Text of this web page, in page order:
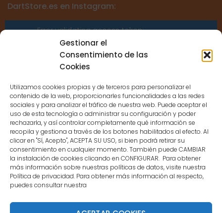
Gestionar el
Consentimiento de las
Cookies
Utilizamos cookies propias y de terceros para personalizar el
contenido de la web, proporcionarles funcionalidades a las redes
sociales y para analizar el tráfico de nuestra web. Puede aceptar el
uso de esta tecnología o administrar su configuración y poder
rechazarla, y así controlar completamente qué información se
recopila y gestiona a través de los botones habilitados al efecto. Al
clicar en "Sí, Acepto", ACEPTA SU USO, si bien podrá retirar su
consentimiento en cualquier momento. También puede CAMBIAR
la instalación de cookies clicando en CONFIGURAR. Para obtener
más información sobre nuestras políticas de datos, visite nuestra
Política de privacidad. Para obtener más información al respecto,
puedes consultar nuestra
DartStore.es en Instagram:
Error validating access token:
Sessions for the user are not allowed
because the user is not a confirmed
CONTACTO
MENÚ PRINCIPAL
MI CUENTA
DOCUMENTACIÓN